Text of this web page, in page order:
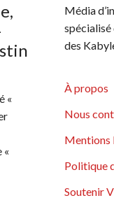
«
«
Média
spécialisé
des
À propos
Nous
Mentions
Politique
Soutenir